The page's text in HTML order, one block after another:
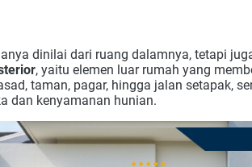
dinilai dari ruang dalamnya, tetapi
, yaitu elemen luar rumah yang
taman, pagar, hingga jalan setapak,
dan kenyamanan hunian.